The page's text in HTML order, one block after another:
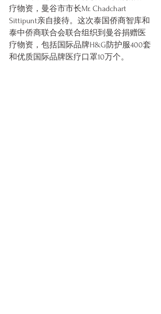
疗物资，曼谷市市长Mr. Chadchart
Sittipunt亲自接待。这次泰国侨商智库和
泰中侨商联合会联合组织到曼谷捐赠医
疗物资，包括国际品牌H&G防护服400套
和优质国际品牌医疗口罩10万个。